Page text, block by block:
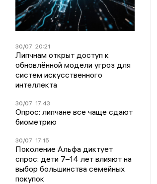
30/07 20:21
Липчнам открыт доступ к
обновлённой модели угроз для
систем искусственного
интеллекта
30/07 17:43
Опрос: липчане все чаще сдают
биометрию
30/07 17:15
Поколение Альфа диктует
спрос: дети 7–14 лет влияют на
выбор большинства семейных
покупок